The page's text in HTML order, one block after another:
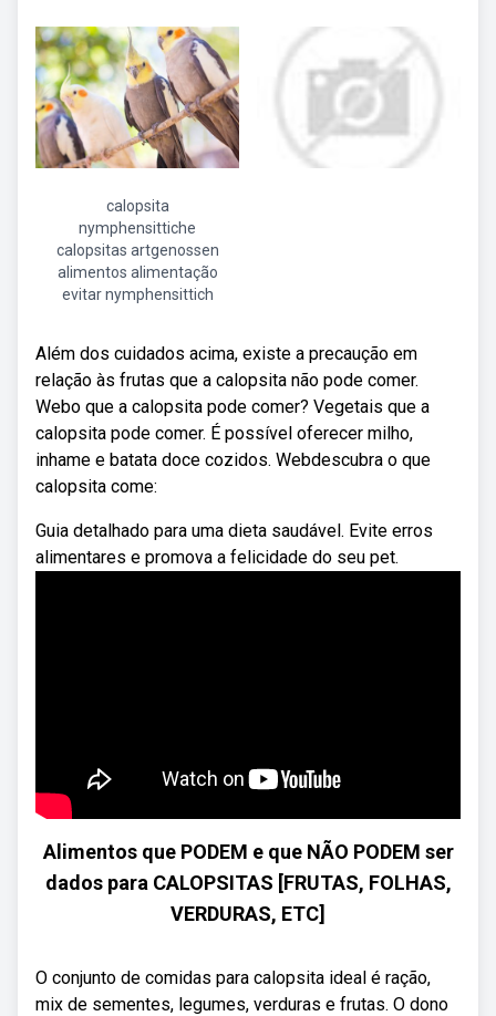
calopsita
nymphensittiche
calopsitas artgenossen
alimentos alimentação
evitar nymphensittich
Além dos cuidados acima, existe a precaução em
relação às frutas que a calopsita não pode comer.
Webo que a calopsita pode comer? Vegetais que a
calopsita pode comer. É possível oferecer milho,
inhame e batata doce cozidos. Webdescubra o que
calopsita come:
Guia detalhado para uma dieta saudável. Evite erros
alimentares e promova a felicidade do seu pet.
Alimentos que PODEM e que NÃO PODEM ser
dados para CALOPSITAS [FRUTAS, FOLHAS,
VERDURAS, ETC]
O conjunto de comidas para calopsita ideal é ração,
mix de sementes, legumes, verduras e frutas. O dono